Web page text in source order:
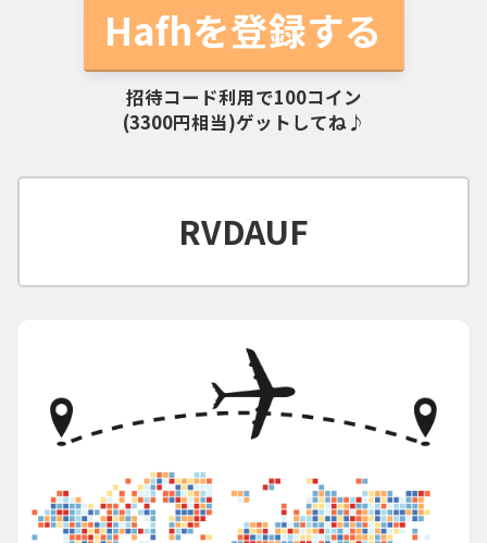
Hafhを登録する
招待コード利用で100コイン
(3300円相当)ゲットしてね♪
RVDAUF